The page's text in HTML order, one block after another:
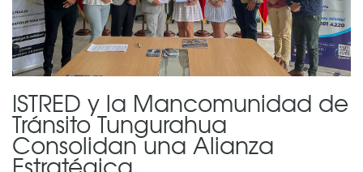
ISTRED y la Mancomunidad de
Tránsito Tungurahua
Consolidan una Alianza